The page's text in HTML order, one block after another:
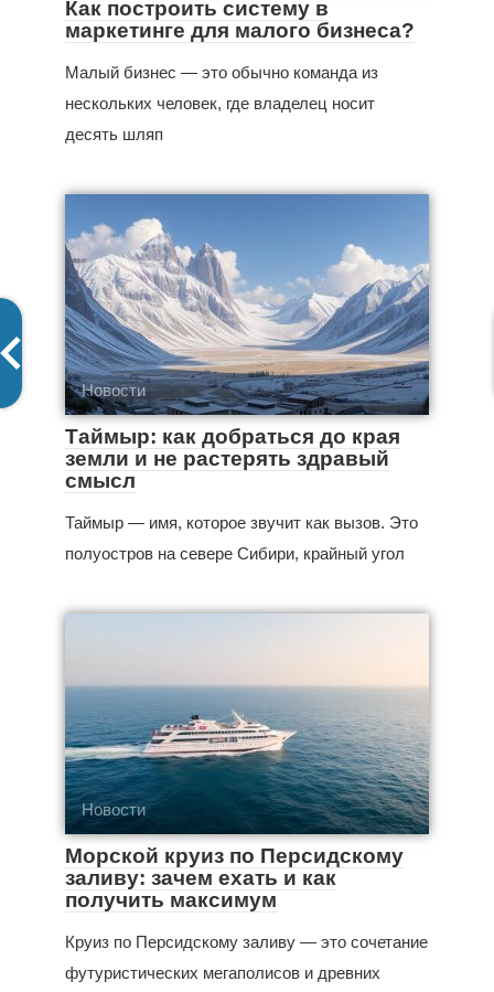
Как построить систему в
маркетинге для малого бизнеса?
Малый бизнес — это обычно команда из
нескольких человек, где владелец носит
десять шляп
Новости
Таймыр: как добраться до края
земли и не растерять здравый
смысл
Таймыр — имя, которое звучит как вызов. Это
полуостров на севере Сибири, крайный угол
Новости
Морской круиз по Персидскому
заливу: зачем ехать и как
получить максимум
Круиз по Персидскому заливу — это сочетание
футуристических мегаполисов и древних